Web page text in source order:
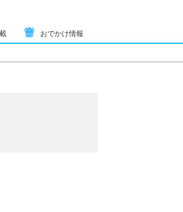
おでかけ情報